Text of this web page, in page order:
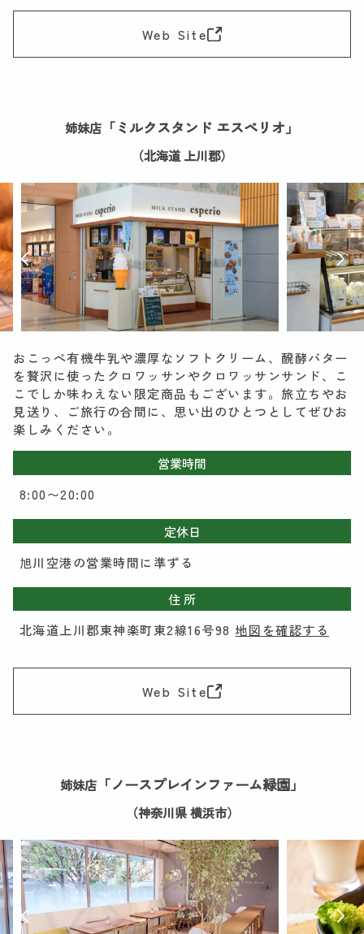
Web Site
姉妹店 「ミルクスタンド エスペリオ」
（北海道 上川郡）
おこっぺ有機牛乳や濃厚なソフトクリーム、醗酵バター
を贅沢に使ったクロワッサンやクロワッサンサンド、こ
こでしか味わえない限定商品もございます。旅立ちやお
見送り、ご旅行の合間に、思い出のひとつとしてぜひお
楽しみください。
営業時間
8:00〜20:00
定休日
旭川空港の営業時間に準ずる
住 所
北海道上川郡東神楽町東2線16号98地図を確認する
Web Site
姉妹店 「ノースプレインファーム緑園」
（神奈川県 横浜市）